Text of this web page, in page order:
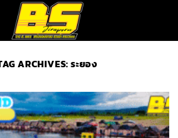
ARCHIVES:ระยอง